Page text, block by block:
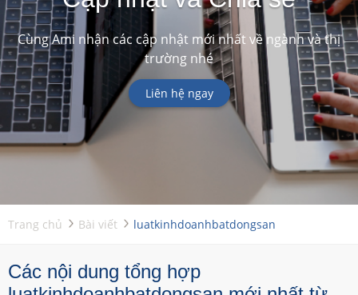
Cùng Ami nhận các cập nhật mới nhất về ngành và thị
trường nhé
Liên hệ ngay
Trang chủ Bài viết luatkinhdoanhbatdongsan
Các nội dung tổng hợp